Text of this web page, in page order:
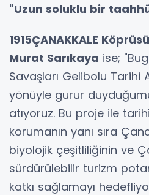
"Uzun soluklu bir
1915ÇANAKKALE
Murat Sarıkaya ise;
Savaşları Gelibolu Tarihi
yönüyle gurur
atıyoruz. Bu proje ile
korumanın yanı sıra
biyolojik çeşitliliğinin ve
sürdürülebilir turizm
katkı sağlamayı